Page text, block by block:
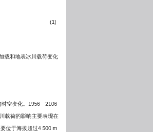
(1)
载和地表冰川载荷变化
时空变化。1956—2106
载荷的影响主要表现在
位于海拔超过4 500 m